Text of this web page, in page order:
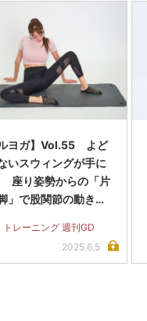
ルヨガ】Vol.55 よど
いスウィングが手に
座り姿勢からの「片
」で股関節の動きを
トレーニング 週刊GD
2025.6.5